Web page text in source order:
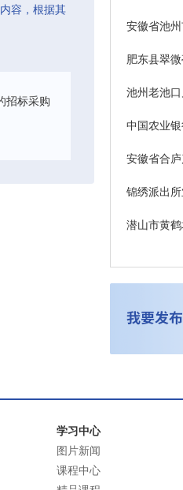
容，根据其
招标采购
学习中心
图片新闻
课程中心